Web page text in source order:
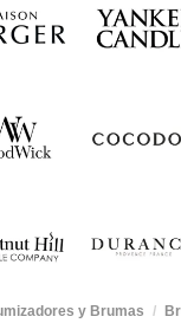
y Brumas